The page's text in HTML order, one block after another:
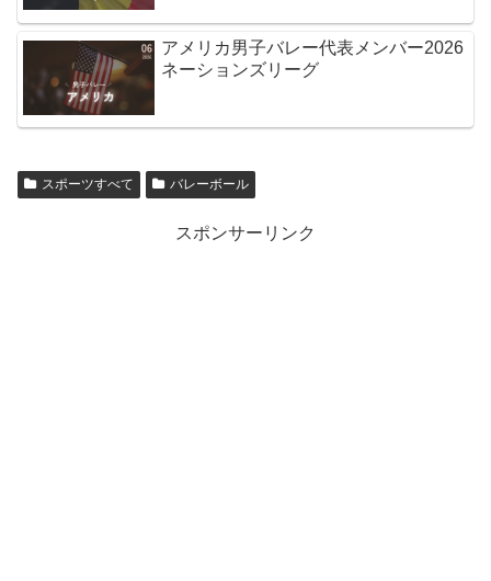
アメリカ男子バレー代表メンバー2026
ネーションズリーグ
スポーツすべて バレーボール
スポンサーリンク